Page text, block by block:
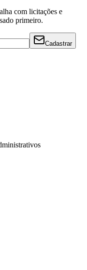
com licitações e
primeiro.
Cadastrar